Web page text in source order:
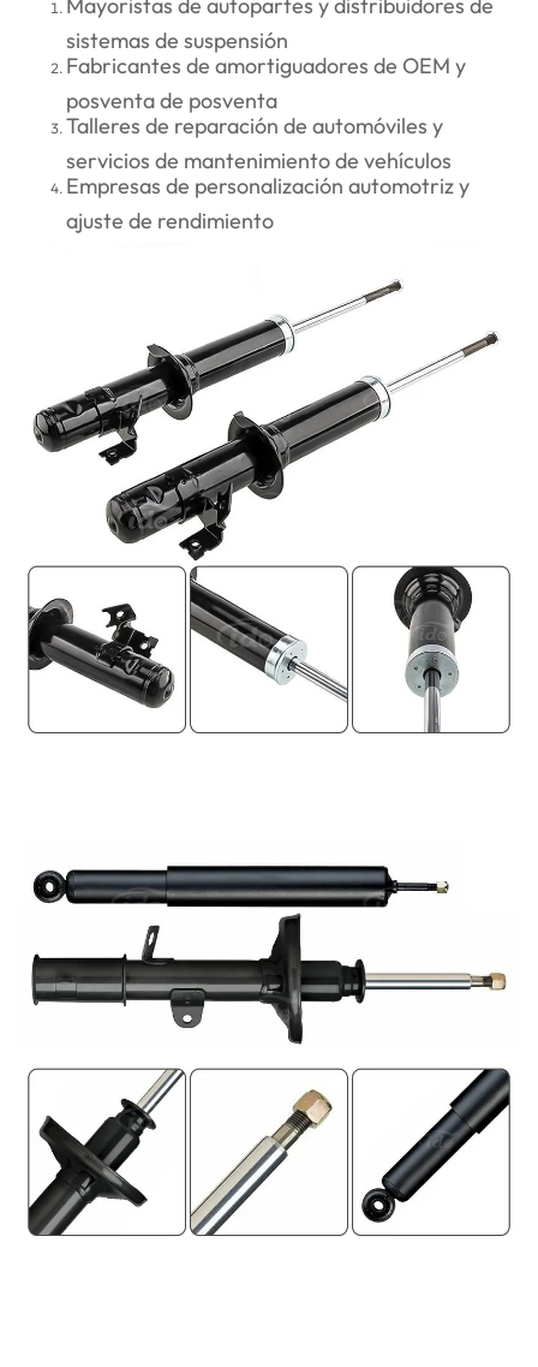
Mayoristas de autopartes y distribuidores de
sistemas de suspensión
Fabricantes de amortiguadores de OEM y
posventa de posventa
Talleres de reparación de automóviles y
servicios de mantenimiento de vehículos
Empresas de personalización automotriz y
ajuste de rendimiento